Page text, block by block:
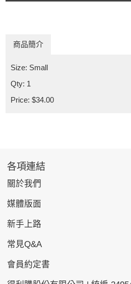
商品簡介
Size: Small
Qty: 1
Price: $34.00
各項連結
關於我們
媒體版面
新手上路
常見Q&A
會員約定書